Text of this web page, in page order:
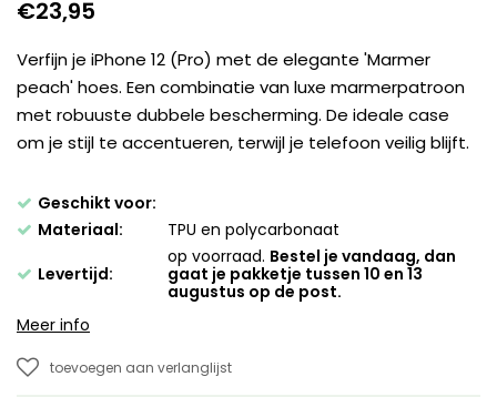
€23,95
Verfijn je iPhone 12 (Pro) met de elegante 'Marmer
peach' hoes. Een combinatie van luxe marmerpatroon
met robuuste dubbele bescherming. De ideale case
om je stijl te accentueren, terwijl je telefoon veilig blijft.
Geschikt voor:
Materiaal:
TPU en polycarbonaat
Levertijd:
op voorraad. Bestel je vandaag, dan
gaat je pakketje tussen 10 en 13
augustus op de post.
Meer info
toevoegen aan verlanglijst